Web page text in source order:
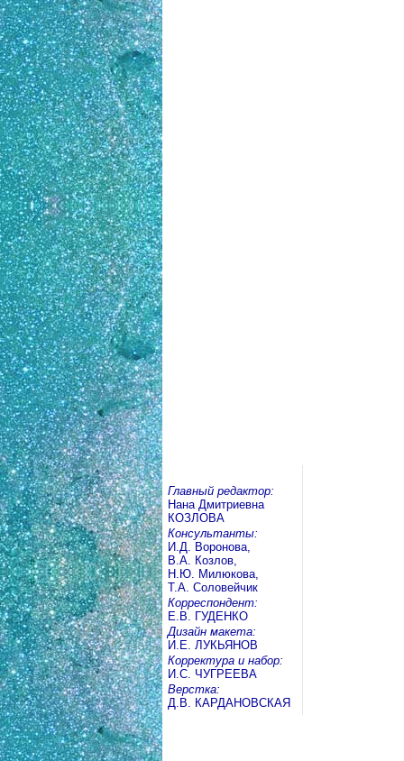
Главный редактор:
Нана Дмитриевна
КОЗЛОВА
Консультанты:
И.Д. Воронова,
В.А. Козлов,
Н.Ю. Милюкова,
Т.А. Соловейчик
Корреспондент:
Е.В. ГУДЕНКО
Дизайн макета:
И.Е. ЛУКЬЯНОВ
Корректура и набор:
И.С. ЧУГРЕЕВА
Верстка:
Д.В. КАРДАНОВСКАЯ